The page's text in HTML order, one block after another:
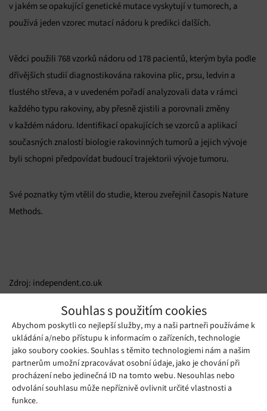
Souhlas s použitím cookies
Abychom poskytli co nejlepší služby, my a naši partneři používáme k
ukládání a/nebo přístupu k informacím o zařízeních, technologie
jako soubory cookies. Souhlas s těmito technologiemi nám a našim
partnerům umožní zpracovávat osobní údaje, jako je chování při
procházení nebo jedinečná ID na tomto webu. Nesouhlas nebo
odvolání souhlasu může nepříznivě ovlivnit určité vlastnosti a
funkce.
v jakém se opakující genetické mutace vyskytují v tumorech, a
používá jeden vzorec mutací nádoru k predikci dalších.
Vědci použili 768 vzorků nádoru od 178 pacientů, kterým byla podle
dřívějších studií diagnostikována rakovina plic, prsu, ledvin a
tlustého střeva, a v uvedeném pořadí analyzovali data v rámci
každého typu rakoviny, aby přesně zjistili a porovnali změny
v každém nádoru. Identifikací opakujících se vzorců a aplikací
současných znalostí biologie rakovinných tumorů a jejich vývoje
byli schopni předpovídat budoucí trajektorii vývoje tumoru.
Své poznatky tým vtělil do studie, kterou zveřejnil časopis Nature
Methods.
Zdroj: independent.co.uk
Mohlo by se vám líbit